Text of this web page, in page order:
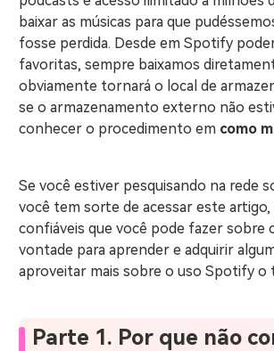
Converter
Baixar Audible para MP3
baixar as músicas para que
fosse perdida. Desde em Spotify
favoritas, sempre baixamos
obviamente tornará o local de
se o armazenamento externo não
conhecer o procedimento em como
Se você estiver pesquisando na rede
você tem sorte de acessar este
confiáveis ​​​​que você pode fazer sobre
vontade para aprender e adquirir
aproveitar mais sobre o uso Spotify o
Parte 1. Por que não